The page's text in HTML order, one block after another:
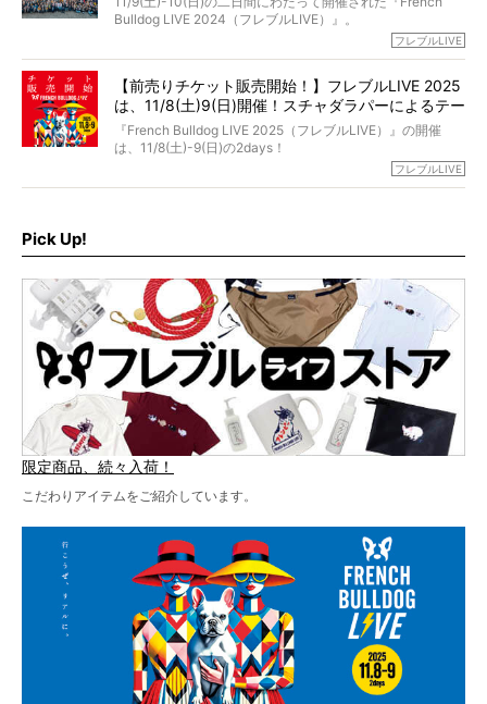
ブヒは15歳になり、今も元気にお散歩をしています。
今回は、二年前の絶望から今までを包み隠さず、時系列で
Bulldog LIVE 2024（フレブルLIVE）』。
今年はのべ5,000頭のフレンチブルドッグと7,000人のフレ
day1の司会はフレブルラバーのロッチさん。day2の音楽フ
ェスには世代ど真ん中のPUFFYが出演するなど、例年以上
に豪華なラインナップ。
北は北海道、南は鹿児島県から。全国のフレンチブルドッ
グが一堂に会した「フレブルLIVE2024」の模様を、詳しく
フレブルLIVE
【前売りチケット販売開始！】フレブルLIVE 2025
は、11/8(土)9(日)開催！スチャダラパーによるテー
マソング制作も決定
『French Bulldog LIVE 2025（フレブルLIVE）』の開催
は、11/8(土)-9(日)の2days！
お得な前売りチケット、いよいよ販売スタートです！
ど、内容盛りだくさんでお送りしていますので、最後まで
お見逃しなく！
フレブルLIVE
Pick Up!
限定商品、続々入荷！
こだわりアイテムをご紹介しています。